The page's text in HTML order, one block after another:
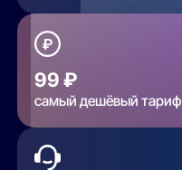
99 ₽
самый дешёвый тариф